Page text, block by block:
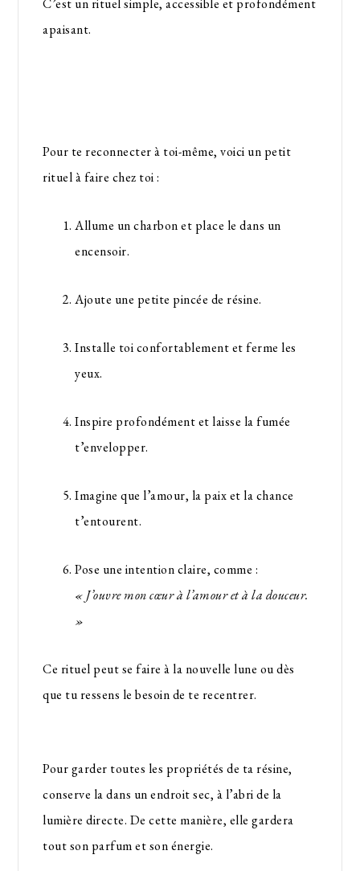
C’est un rituel simple, accessible et profondément
apaisant.
Pour te reconnecter à toi-même, voici un petit
rituel à faire chez toi :
Allume un charbon et place le dans un
encensoir.
Ajoute une petite pincée de résine.
Installe toi confortablement et ferme les
yeux.
Inspire profondément et laisse la fumée
t’envelopper.
Imagine que l’amour, la paix et la chance
t’entourent.
Pose une intention claire, comme :
« J’ouvre mon cœur à l’amour et à la douceur.
»
Ce rituel peut se faire à la nouvelle lune ou dès
que tu ressens le besoin de te recentrer.
Pour garder toutes les propriétés de ta résine,
conserve la dans un endroit sec, à l’abri de la
lumière directe. De cette manière, elle gardera
tout son parfum et son énergie.